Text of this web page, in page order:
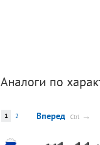
Аналоги по
Вперед Ctrl →
1 2